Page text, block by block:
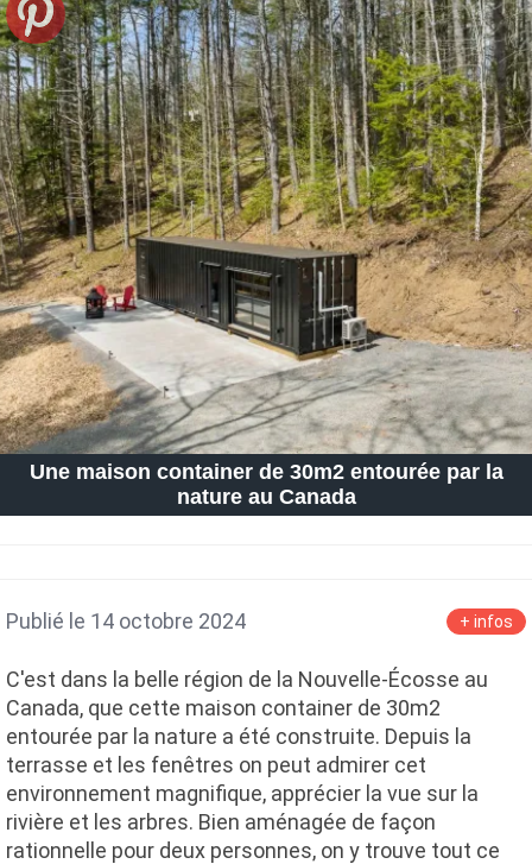
Une maison container de 30m2 entourée par la
nature au Canada
Publié le 14 octobre 2024 + infos
C'est dans la belle région de la Nouvelle-Écosse au
Canada, que cette maison container de 30m2
entourée par la nature a été construite. Depuis la
terrasse et les fenêtres on peut admirer cet
environnement magnifique, apprécier la vue sur la
rivière et les arbres. Bien aménagée de façon
rationnelle pour deux personnes, on y trouve tout ce